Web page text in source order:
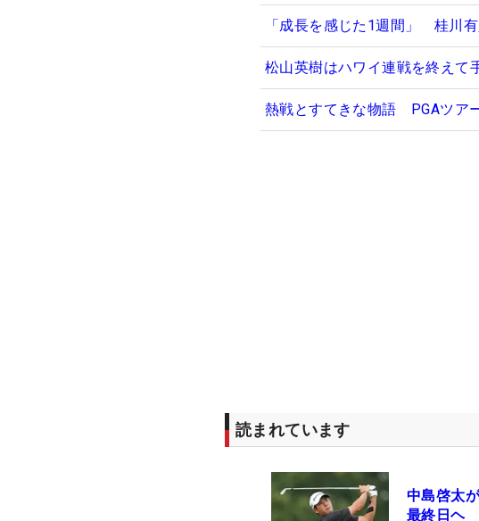
「成長を感じた1週間」 桂川
松山英樹はハワイ連戦を終えて
熱戦とすてきな物語 PGAツア
読まれています
中島啓太
最終日ヘ